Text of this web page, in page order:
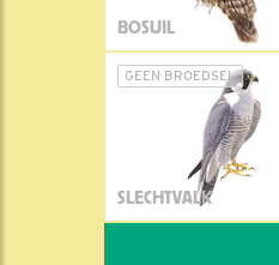
BOSUIL
GEEN BROEDSEL
SLECHTVALK